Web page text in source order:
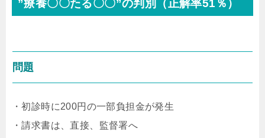
”療養〇〇たる〇〇”の判別（正解率51％）
問題
・初診時に200円の一部負担金が発生
・請求書は、直接、監督署へ